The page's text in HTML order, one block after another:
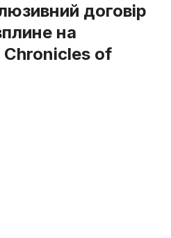
договір
на
Chronicles of